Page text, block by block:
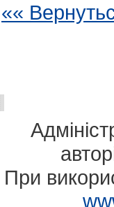
««
При